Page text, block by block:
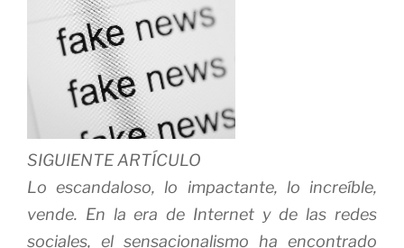
SIGUIENTE ARTÍCULO
Lo escandaloso, lo impactante, lo increíble,
vende. En la era de Internet y de las redes
sociales, el sensacionalismo ha encontrado